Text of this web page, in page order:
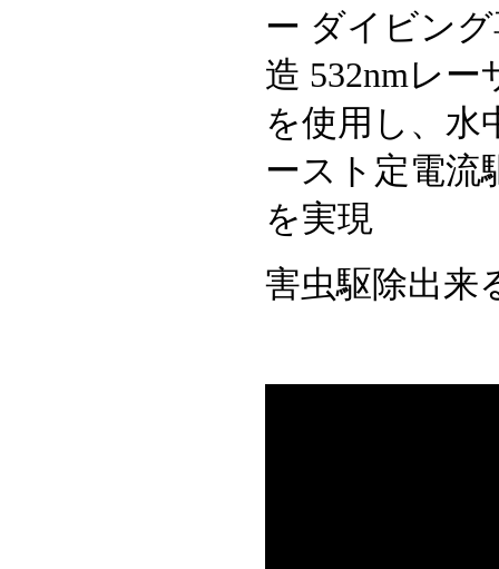
ー ダイビン
造 532nmレ
を使用し、水
ースト定電流
を実現
害虫駆除出来